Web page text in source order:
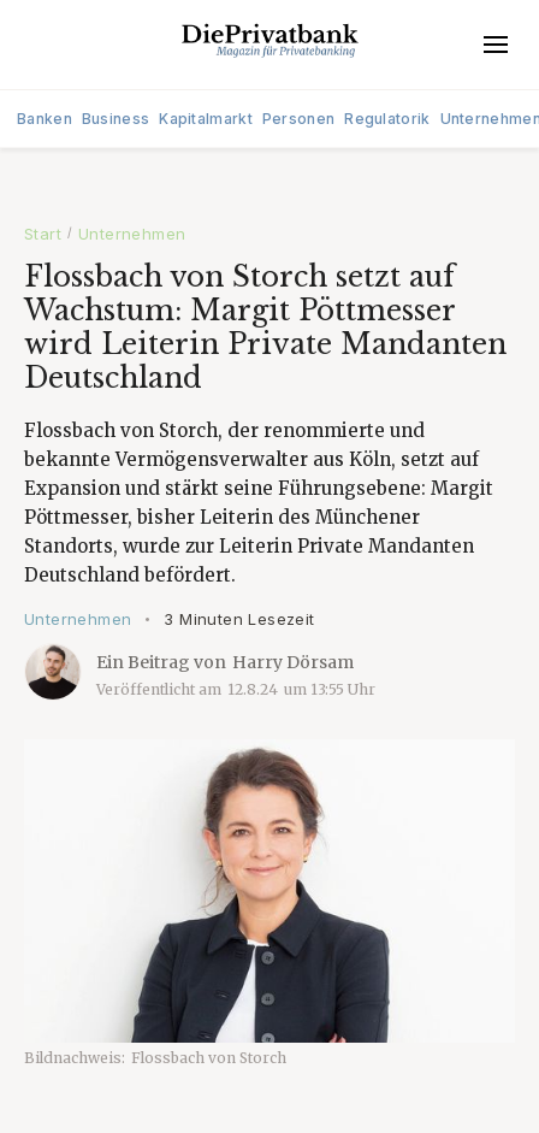
Banken Business Kapitalmarkt Personen Regulatorik
Start / Unternehmen
Flossbach von Storch setzt auf
Wachstum: Margit Pöttmesser
wird Leiterin Private Mandanten
Deutschland
Flossbach von Storch, der renommierte und
bekannte Vermögensverwalter aus Köln, setzt auf
Expansion und stärkt seine Führungsebene: Margit
Pöttmesser, bisher Leiterin des Münchener
Standorts, wurde zur Leiterin Private Mandanten
Deutschland befördert.
Unternehmen • 3 Minuten Lesezeit
Ein Beitrag von Harry Dörsam
Veröffentlicht am 12.8.24 um 13:55 Uhr
Bildnachweis: Flossbach von Storch